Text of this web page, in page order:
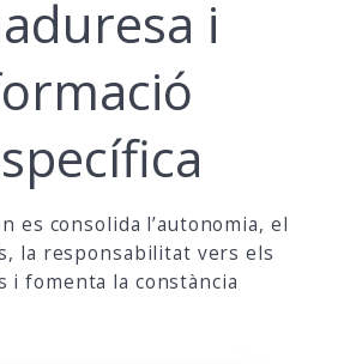
i
es consolida l’autonomia, el
la responsabilitat vers els
i fomenta la constància